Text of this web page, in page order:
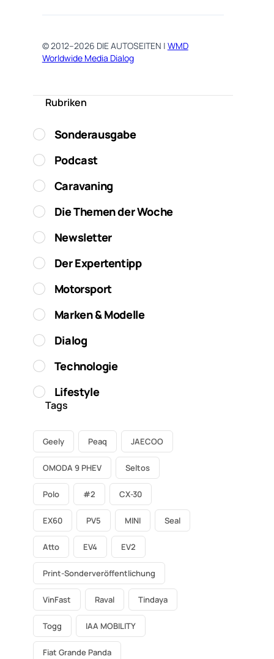
© 2012–2026 DIE AUTOSEITEN | WMD
Worldwide Media Dialog
Rubriken
Sonderausgabe
Podcast
Caravaning
Die Themen der Woche
Newsletter
Der Expertentipp
Motorsport
Marken & Modelle
Dialog
Technologie
Lifestyle
Tags
Geely Peaq JAECOO
OMODA 9 PHEV Seltos
Polo #2 CX-30
EX60 PV5 MINI Seal
Atto EV4 EV2
Print-Sonderveröffentlichung
VinFast Raval Tindaya
Togg IAA MOBILITY
Fiat Grande Panda